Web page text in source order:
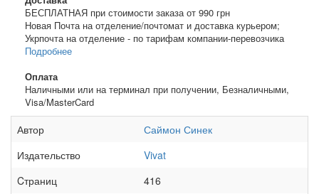
БЕСПЛАТНАЯ при стоимости заказа от 990 грн
Новая Почта на отделение/почтомат и доставка курьером;
Укрпочта на отделение - по тарифам компании-перевозчика
Подробнее
Оплата
Наличными или на терминал при получении, Безналичными,
Visa/MasterCard
Автор
Саймон Синек
Издательство
Vivat
Cтраниц
416